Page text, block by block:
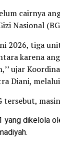
cairnya
Nasional
2026, tiga
karena
ujar
Diani,
tersebut,
yang dikelola